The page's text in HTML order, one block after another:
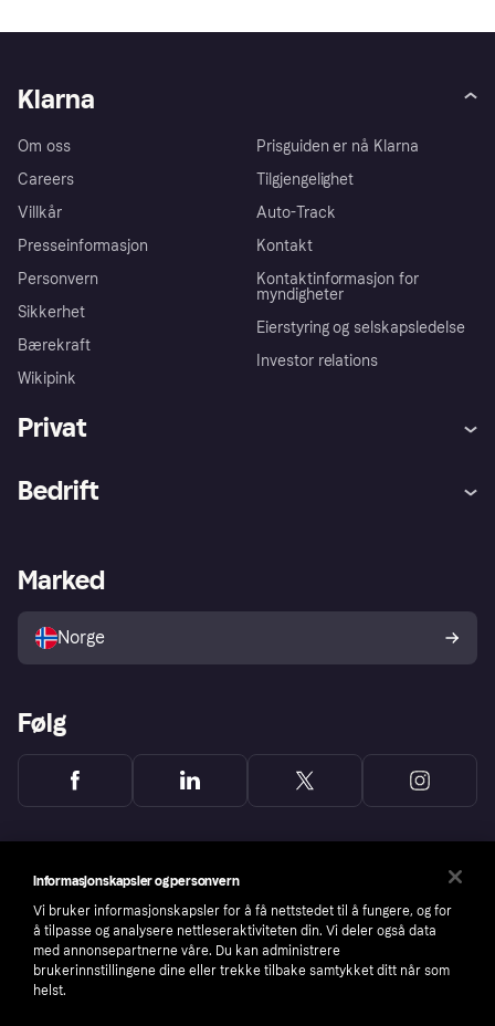
Klarna
Om oss
Careers
Villkår
Presseinformasjon
Personvern
Sikkerhet
Bærekraft
Wikipink
Prisguiden er nå Klarna
Tilgjengelighet
Auto-Track
Kontakt
Kontaktinformasjon for
myndigheter
Eierstyring og selskapsledelse
Investor relations
Privat
Utforsk butikker
Bedrift
Merchant portal
Marked
Norge
Følg
Informasjonskapsler og personvern
Vi bruker informasjonskapsler for å få nettstedet til å fungere, og for
å tilpasse og analysere nettleseraktiviteten din. Vi deler også data
med annonsepartnerne våre. Du kan administrere
brukerinnstillingene dine eller trekke tilbake samtykket ditt når som
helst.